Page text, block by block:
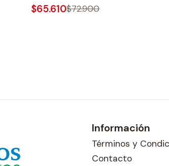
$65.610$72.900
Información
Términos y
Contacto